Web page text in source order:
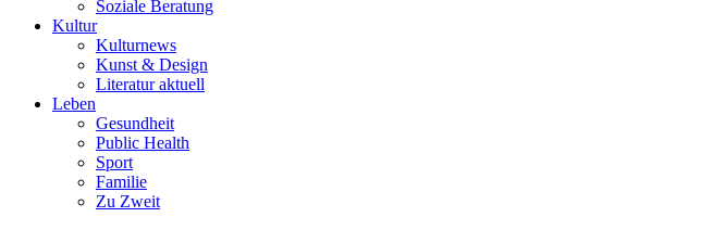
Soziale Beratung
Kultur
Kulturnews
Kunst & Design
Literatur aktuell
Leben
Gesundheit
Public Health
Sport
Familie
Zu Zweit